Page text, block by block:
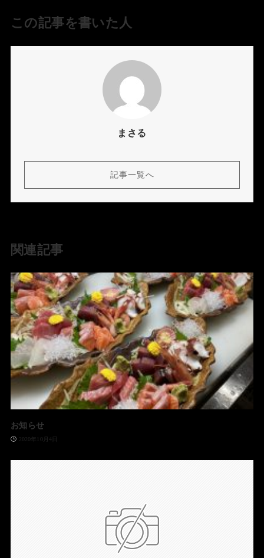
この記事を書いた人
まさる
記事一覧へ
関連記事
お知らせ
2020年10月4日